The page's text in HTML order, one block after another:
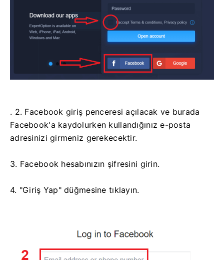
. 2. Facebook giriş penceresi açılacak ve burada
Facebook'a kaydolurken kullandığınız e-posta
adresinizi girmeniz gerekecektir.
3. Facebook hesabınızın şifresini girin.
4. "Giriş Yap" düğmesine tıklayın.